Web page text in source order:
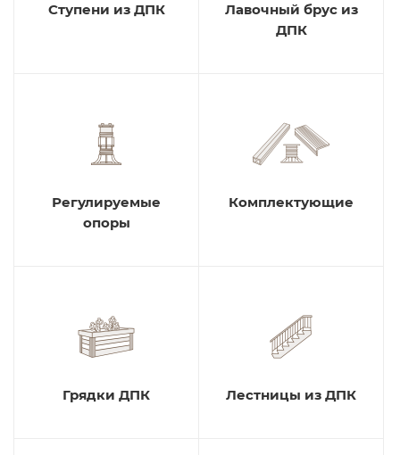
Ступени из ДПК
Лавочный брус из
ДПК
Регулируемые
опоры
Комплектующие
Грядки ДПК Лестницы из ДПК